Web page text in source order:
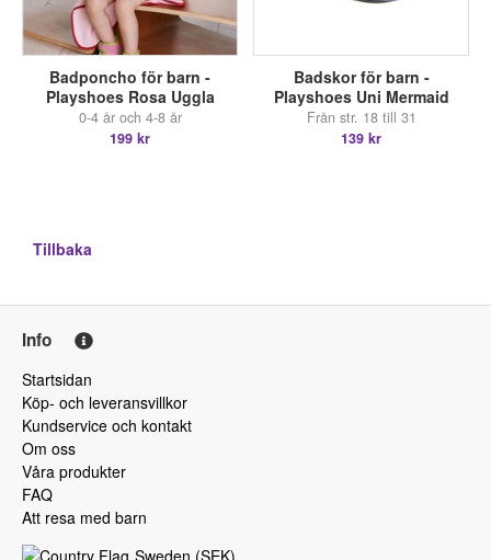
Badponcho för barn -
Playshoes Rosa Uggla
0-4 år och 4-8 år
199 kr
Badskor för barn -
Playshoes Uni Mermaid
Från str. 18 till 31
139 kr
Tillbaka
Info
Startsidan
Köp- och leveransvillkor
Kundservice och kontakt
Om oss
Våra produkter
FAQ
Att resa med barn
Sweden (SEK)